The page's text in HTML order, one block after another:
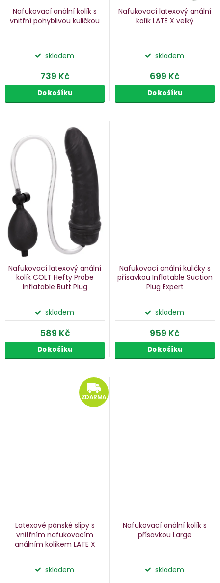
Nafukovací anální kolík s
vnitřní pohyblivou kuličkou
skladem
739 Kč
Do košíku
Nafukovací latexový anální
kolík LATE X velký
skladem
699 Kč
Do košíku
Nafukovací latexový anální
kolík COLT Hefty Probe
Inflatable Butt Plug
skladem
589 Kč
Do košíku
Nafukovací anální kuličky s
přísavkou Inflatable Suction
Plug Expert
skladem
959 Kč
Do košíku
ZDARMA
ZDARMA
Latexové pánské slipy s
vnitřním nafukovacím
análním kolíkem LATE X
skladem
Nafukovací anální kolík s
přísavkou Large
skladem